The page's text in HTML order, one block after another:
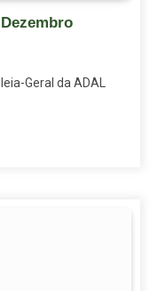
Geral da ADAL